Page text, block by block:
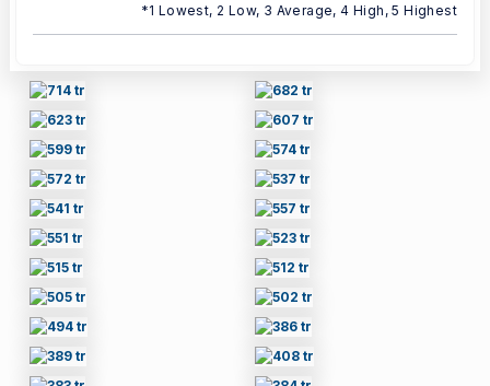
*1 Lowest, 2 Low, 3 Average, 4 High, 5 Highest